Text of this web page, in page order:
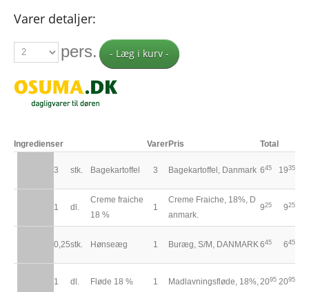
Varer detaljer:
pers. - Læg i kurv -
Ingredienser VarerPris Total
3 stk. Bagekartoffel 3 Bagekartoffel, Danmark 645 1935
1 dl.
Creme fraiche
18 %
1
Creme Fraiche, 18%, D
anmark.
925 925
0,25stk. Hønseæg 1 Buræg, S/M, DANMARK645 645
1 dl. Fløde 18 % 1 Madlavningsfløde, 18%,2095 2095